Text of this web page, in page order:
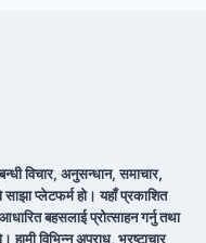
विचार, अनुसन्धान, समाचार,
प्लेटफर्म हो। यहाँ प्रकाशित
बहसलाई प्रोत्साहन गर्नु तथा
हामी विभिन्न अपराध, भ्रष्टाचार